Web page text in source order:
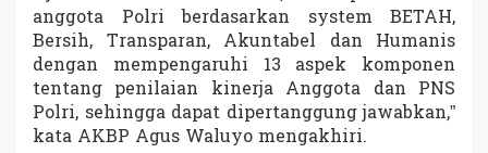
anggota Polri berdasarkan system BETAH,
Bersih, Transparan, Akuntabel dan Humanis
dengan mempengaruhi 13 aspek komponen
tentang penilaian kinerja Anggota dan PNS
Polri, sehingga dapat dipertanggung jawabkan,”
kata AKBP Agus Waluyo mengakhiri.